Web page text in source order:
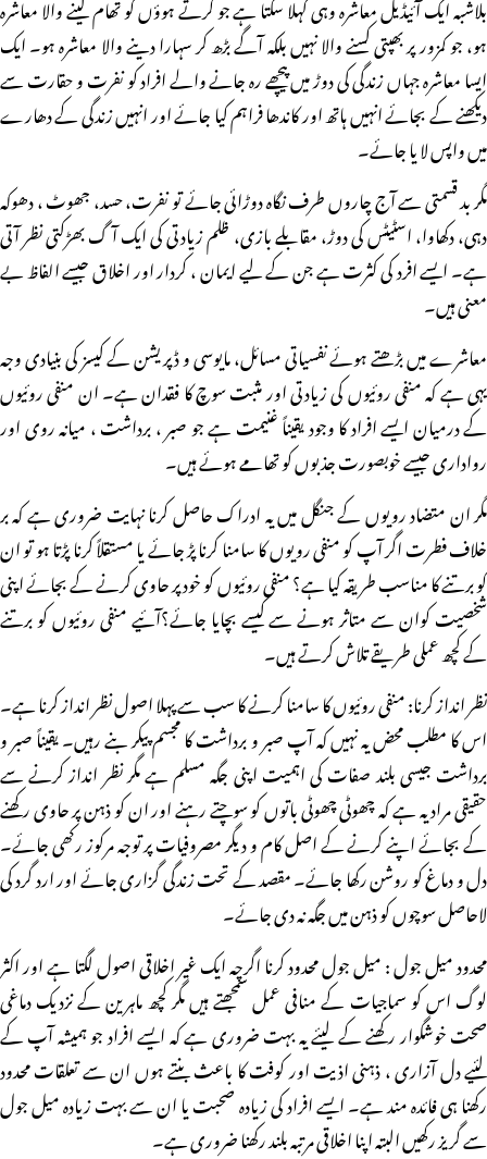
ہو، جو کمزور پر بھپتی کسنے والا نہیں بلکہ آگے بڑھ کر سہارا دینے والا معاشرہ ہو۔ ایک
ایسا معاشرہ جہاں زندگی کی دوڑ میں پیچھے رہ جانے والے افراد کو نفرت و حقارت سے
دیکھنے کے بجائے انہیں ہاتھ اور کاندھا فراہم کیا جائے اور انہیں زندگی کے دھارے
میں واپس لا یا جائے۔
مگر بد قسمتی سے آج چاروں طرف نگاہ دوڑائی جائے تو نفرت، حسد، جھوٹ ، دھوکہ
دہی، دکھاوا، اسٹیٹس کی دوڑ، مقابلے بازی، ظلم زیادتی کی ایک آگ بھڑکتی نظر آتی
ہے۔ ایسے افرد کی کثرت ہے جن کے لیے ایمان ، کردار اور اخلاق جیسے الفاظ بے
معنی ہیں۔
معاشرے میں بڑھتے ہوئے نفسیاتی مسائل، مایوسی و ڈپریشن کے کیسز کی بنیادی وجہ
یہی ہے کہ منفی روئیوں کی زیادتی اور مثبت سوچ کا فقدان ہے۔ ان منفی روئیوں
کے درمیان ایسے افراد کا وجود یقیناً غنیمت ہے جو صبر ، برداشت ، میانہ روی اور
رواداری جیسے خوبصورت جذبوں کو تھامے ہوئے ہیں۔
مگر ان متضاد رویوں کے جنگل میں یہ ادراک حاصل کرنا نہایت ضروری ہے کہ بر
خلاف فطرت اگر آپ کو منفی رویوں کا سامنا کرنا پڑ جائے یا مستقلاً کرنا پڑتا ہو تو ان
کو برتنے کا مناسب طریقہ کیا ہے؟ منفی روئیوں کو خود پر حاوی کرنے کے بجائے اپنی
شخصیت کوان سے متاثر ہونے سے کیسے بچایا جائے؟آئیے منفی روئیوں کو برتنے
کے کچھ عملی طریقے تلاش کرتے ہیں۔
نظر انداز کرنا: منفی روئیوں کا سامنا کرنے کا سب سے پہلا اصول نظر انداز کرنا ہے۔
اس کا مطلب محض یہ نہیں کہ آپ صبر و برداشت کا مجسم پیکر بنے رہیں۔ یقیناً صبر و
برداشت جیسی بلند صفات کی اہمیت اپنی جگہ مسلم ہے مگر نظر انداز کرنے سے
حقیقی مراد یہ ہے کہ چھوٹی چھوٹی باتوں کو سوچتے رہنے اور ان کو ذہن پر حاوی رکھنے
کے بجائے اپنے کرنے کے اصل کام و دیگر مصروفیات پر توجہ مرکوز رکھی جائے۔
دل و دماغ کو روشن رکھا جائے۔ مقصد کے تحت زندگی گزاری جائے اور ارد گرد کی
لاحاصل سوچوں کو ذہن میں جگہ نہ دی جائے۔
محدود میل جول : میل جول محدود کرنا اگرچہ ایک غیر اخلاقی اصول لگتا ہے اور اکثر
لوگ اس کو سماجیات کے منافی عمل سمجھتے ہیں مگر کچھ ماہرین کے نزدیک دماغی
صحت خوشگوار رکھنے کے لیئے یہ بہت ضروری ہے کہ ایسے افراد جو ہمیشہ آپ کے
لئیے دل آزاری ، ذہنی اذیت اور کوفت کا باعث بنتے ہوں ان سے تعلقات محدود
رکھنا ہی فائدہ مند ہے۔ ایسے افراد کی زیادہ صحبت یا ان سے بہت زیادہ میل جول
سے گریز رکھیں البتہ اپنا اخلاقی مرتبہ بلند رکھنا ضروری ہے۔